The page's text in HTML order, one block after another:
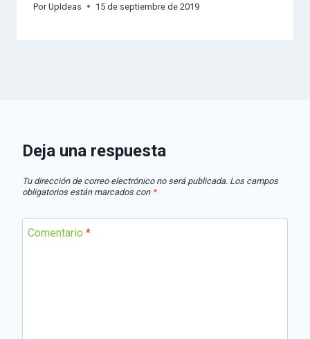
Por UpIdeas 15 de septiembre de 2019
Deja una respuesta
Tu dirección de correo electrónico no será publicada. Los campos
obligatorios están marcados con *
Comentario *